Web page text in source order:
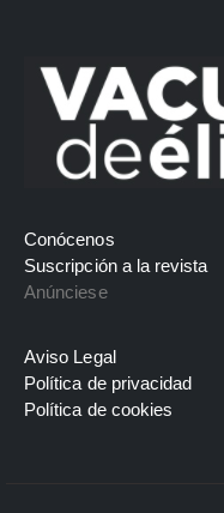
Conócenos
Suscripción a la revista
Anúnciese
Aviso Legal
Política de privacidad
Política de cookies